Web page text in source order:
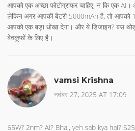
आपको एक अच्छा फोटोग्राफर चाहिए, न कि एक AI।
लेकिन अगर आपकी बैटरी 5000mAh है, तो आपको
आपको एक बड़ा धोखा देगा। और ये डिजाइन? बस
बेवकूफों के लिए है।
vamsi Krishna
नवंबर 27, 2025 AT 17:09
65W? 2nm? AI? Bhai, yeh sab kya hai?